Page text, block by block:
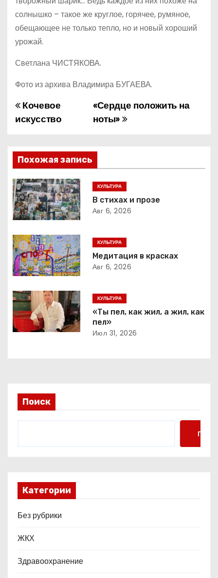
солнышко – такое же круглое, горячее, румяное,
обещающее не только тепло, но и новый хороший
урожай.
Светлана ЧИСТЯКОВА.
Фото из архива Владимира БУГАЕВА.
Н
в
и
г
а
ц
и
я
п
о
з
и
с
«Сердце положить на
ноты»
Кочевое
искусство
Похожая запись
КУЛЬТУРА
В стихах и прозе
Авг 6, 2026
КУЛЬТУРА
Медитация в красках
Авг 6, 2026
КУЛЬТУРА
«Ты пел, как жил, а жил, как
пел»
Июл 31, 2026
Поиск
Поиск
Категории
Без рубрики
ЖКХ
Здравоохранение